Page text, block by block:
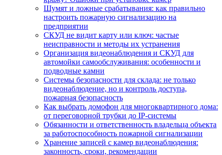
Шумят и ложные срабатывания: как правильно
настроить пожарную сигнализацию на
предприятии
СКУД не видит карту или ключ: частые
неисправности и методы их устранения
Организация видеонаблюдения и СКУД для
автомойки самообслуживания: особенности и
подводные камни
Системы безопасности для склада: не только
видеонаблюдение, но и контроль доступа,
пожарная безопасность
Как выбрать домофон для многоквартирного дома:
от переговорной трубки до IP-системы
Обязанности и ответственность владельца объекта
за работоспособность пожарной сигнализации
Хранение записей с камер видеонаблюдения:
законность, сроки, рекомендации